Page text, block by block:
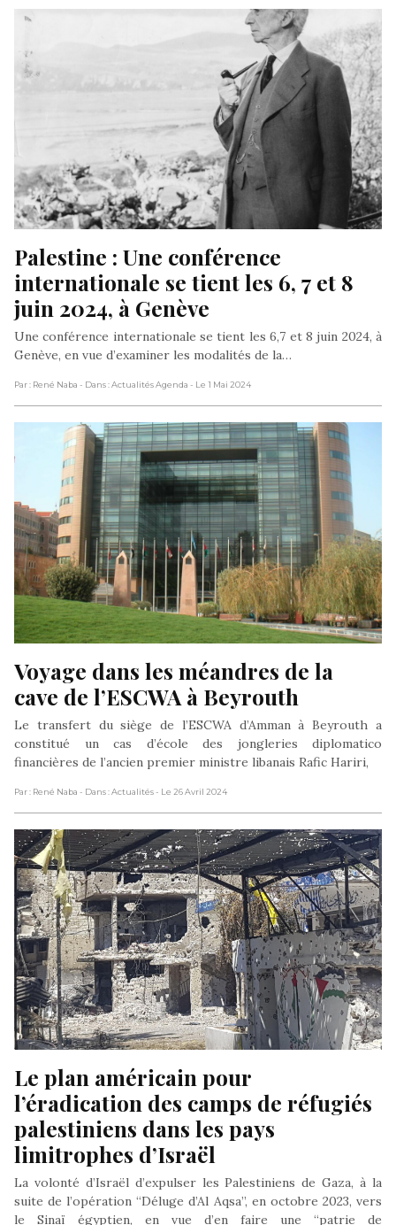
Palestine : Une conférence
internationale se tient les 6, 7 et 8
juin 2024, à Genève
Une conférence internationale se tient les 6,7 et 8 juin 2024, à
Genève, en vue d’examiner les modalités de la…
Par : René Naba - Dans : Actualités Agenda - Le 1 Mai 2024
Voyage dans les méandres de la
cave de l’ESCWA à Beyrouth
Le transfert du siège de l’ESCWA d’Amman à Beyrouth a
constitué un cas d’école des jongleries diplomatico
financières de l’ancien premier ministre libanais Rafic Hariri,
Par : René Naba - Dans : Actualités- Le 26 Avril 2024
Le plan américain pour
l’éradication des camps de réfugiés
palestiniens dans les pays
limitrophes d’Israël
La volonté d’Israël d’expulser les Palestiniens de Gaza, à la
suite de l’opération “Déluge d’Al Aqsa”, en octobre 2023, vers
le Sinaï égyptien, en vue d’en faire une “patrie de